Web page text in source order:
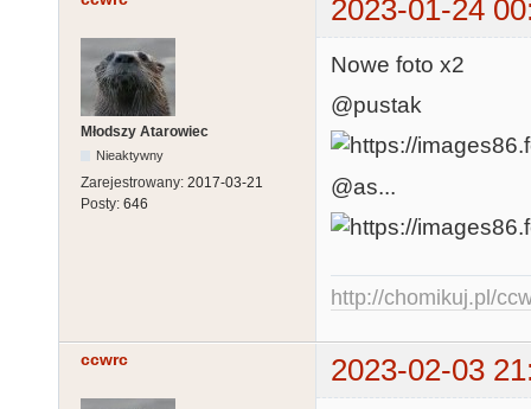
2023-01-24
Młodszy Atarowiec
Nieaktywny
Zarejestrowany: 2017-03-21
Posty: 646
Nowe foto x2
@pustak
@as...
http://chomikuj.pl/
ccwrc 2023-02-03